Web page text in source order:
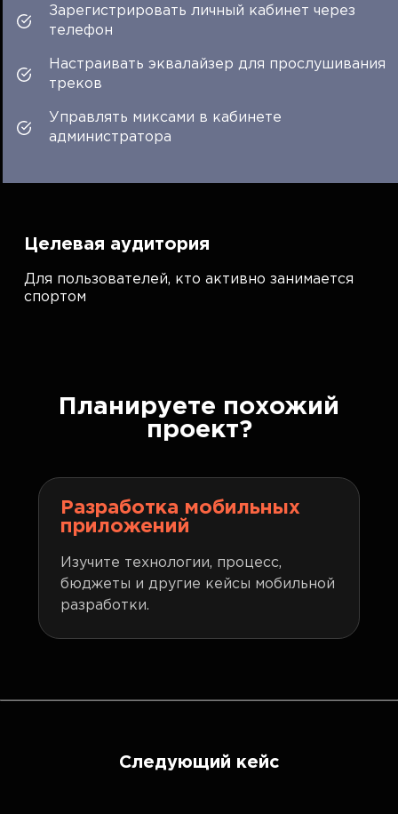
Зарегистрировать личный кабинет через
телефон
Настраивать эквалайзер для прослушивания
треков
Управлять миксами в кабинете
администратора
Целевая аудитория
Для пользователей, кто активно занимается
спортом
Планируете похожий
проект?
Разработка мобильных
приложений
Изучите технологии, процесс,
бюджеты и другие кейсы мобильной
разработки.
Следующий кейс